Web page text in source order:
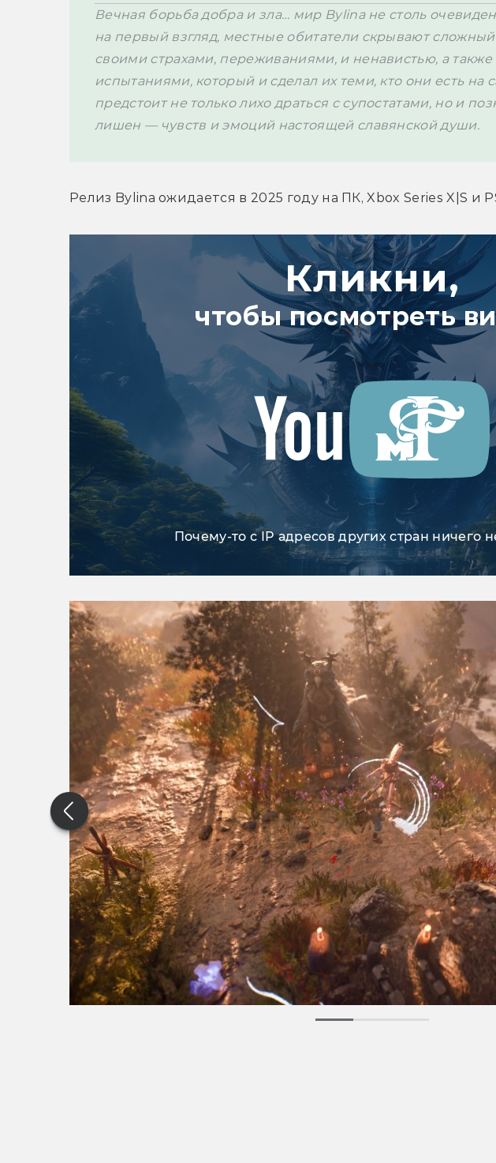
Вечная борьба добра и зла… мир Bylina не столь
на первый взгляд, местные обитатели скрывают
своими страхами, переживаниями, и ненавистью, а
испытаниями, который и сделал их теми, кто они есть на
предстоит не только лихо драться с супостатами, но и
лишен — чувств и эмоций настоящей славянской души.
Релиз Bylina ожидается в 2025 году на ПК, Xbox Series X|S и
Кликни,
чтобы посмотреть
Почему-то с IP адресов других стран ничего